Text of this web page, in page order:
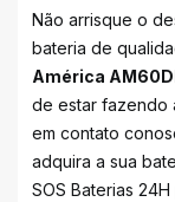
Não arrisque o
bateria de
América
de estar fazendo
em contato
adquira a sua
SOS Baterias